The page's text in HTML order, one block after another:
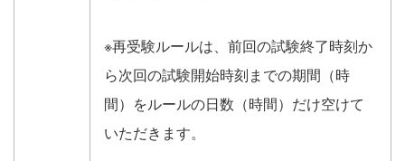
※再受験ルールは、前回の試験終了時刻か
ら次回の試験開始時刻までの期間（時
間）をルールの日数（時間）だけ空けて
いただきます。